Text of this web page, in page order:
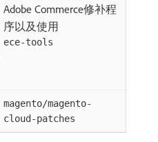
Adobe Commerce修补程
序以及使用
ece-tools
magento/magento-
cloud-patches